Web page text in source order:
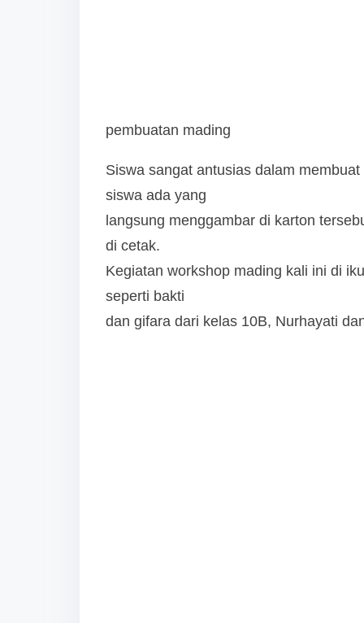
pembuatan mading
Siswa sangat antusias dalam
siswa ada yang
langsung menggambar di karton
di cetak.
Kegiatan workshop mading kali ini di
seperti bakti
dan gifara dari kelas 10B, Nurhayati